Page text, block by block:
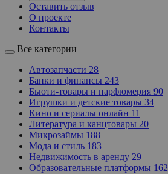
Оставить отзыв
О проекте
Контакты
Все категории
Автозапчасти 28
Банки и финансы 243
Бьюти-товары и парфюмерия 90
Игрушки и детские товары 34
Кино и сериалы онлайн 11
Литература и канцтовары 20
Микрозаймы 188
Мода и стиль 183
Недвижимость в аренду 29
Образовательные платформы 162